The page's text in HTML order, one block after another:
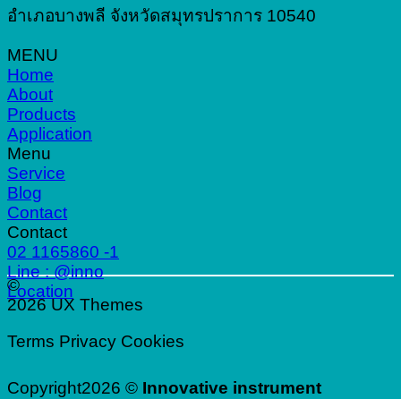
อำเภอบางพลี จังหวัดสมุทรปราการ 10540
MENU
Home
About
Products
Application
Menu
Service
Blog
Contact
Contact
02 1165860 -1
Line : @inno
Location
©
2026 UX Themes
Terms Privacy Cookies
Copyright2026 © Innovative instrument